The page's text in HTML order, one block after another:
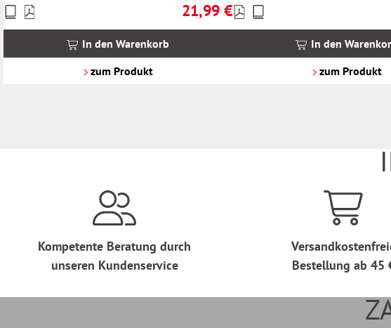
Regulärer Preis:
21,99 €
Preise
inkl.
In den Warenkorb
zum Produkt
Preise
inkl.
In den
zum Produkt
Kompetente Beratung durch
unseren Kundenservice
Bestellung ab 45